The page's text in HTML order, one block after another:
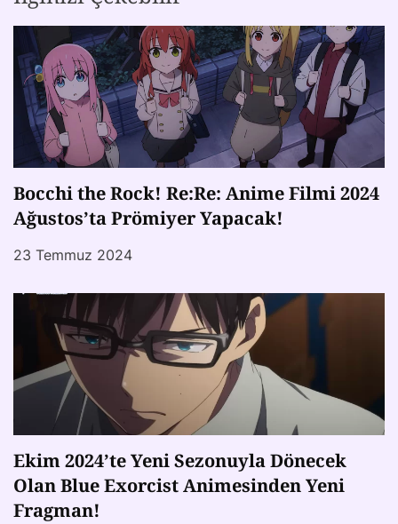
Bocchi the Rock! Re:Re: Anime Filmi 2024
Ağustos’ta Prömiyer Yapacak!
23 Temmuz 2024
Ekim 2024’te Yeni Sezonuyla Dönecek
Olan Blue Exorcist Animesinden Yeni
Fragman!